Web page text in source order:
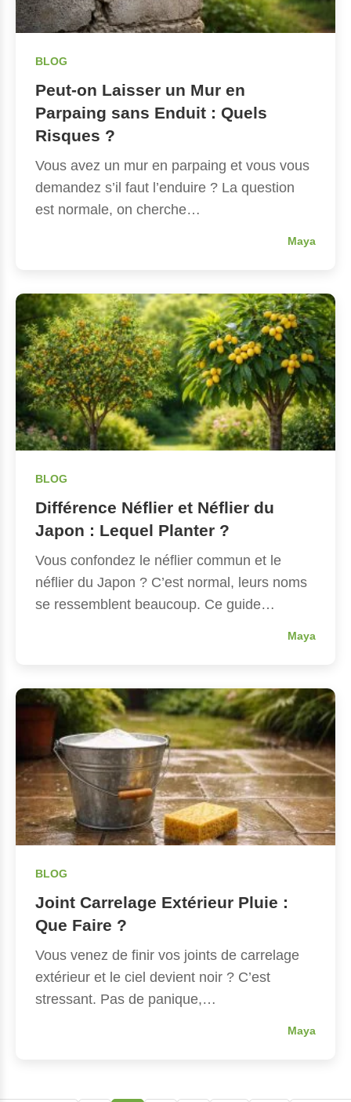
BLOG
Peut-on Laisser un Mur en
Parpaing sans Enduit : Quels
Risques ?
Vous avez un mur en parpaing et vous vous
demandez s’il faut l’enduire ? La question
est normale, on cherche…
Maya
BLOG
Différence Néflier et Néflier du
Japon : Lequel Planter ?
Vous confondez le néflier commun et le
néflier du Japon ? C’est normal, leurs noms
se ressemblent beaucoup. Ce guide…
Maya
BLOG
Joint Carrelage Extérieur Pluie :
Que Faire ?
Vous venez de finir vos joints de carrelage
extérieur et le ciel devient noir ? C’est
stressant. Pas de panique,…
Maya